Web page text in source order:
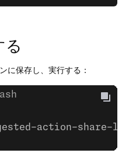
る
に保存し、実行する：
action-share-